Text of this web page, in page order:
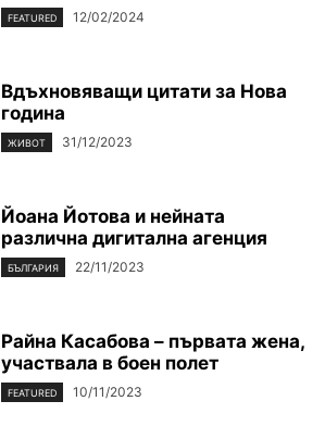
FEATURED 12/02/2024
Вдъхновяващи цитати за Нова
година
ЖИВОТ 31/12/2023
Йоана Йотова и нейната
различна дигитална агенция
БЪЛГАРИЯ 22/11/2023
Райна Касабова – първата жена,
участвала в боен полет
FEATURED 10/11/2023